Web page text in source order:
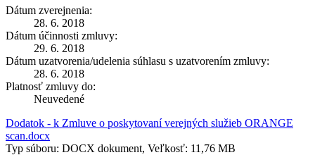
Dátum zverejnenia:
28. 6. 2018
Dátum účinnosti zmluvy:
29. 6. 2018
Dátum uzatvorenia/udelenia súhlasu s uzatvorením zmluvy:
28. 6. 2018
Platnosť zmluvy do:
Neuvedené
Dodatok - k Zmluve o poskytovaní verejných služieb ORANGE
scan.docx
Typ súboru: DOCX dokument, Veľkosť: 11,76 MB